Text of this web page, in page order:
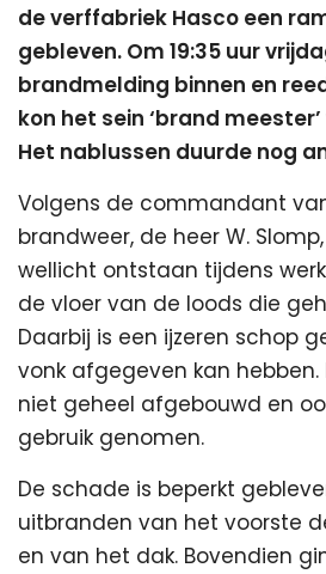
de verffabriek Hasco een
gebleven. Om 19:35 uur
brandmelding binnen en
kon het sein ‘brand
Het nablussen duurde nog
Volgens de commandant
brandweer, de heer W.
wellicht ontstaan tijdens
de vloer van de loods die
Daarbij is een ijzeren schop
vonk afgegeven kan hebben.
niet geheel afgebouwd en
gebruik genomen.
De schade is beperkt
uitbranden van het voorste
en van het dak. Bovendien